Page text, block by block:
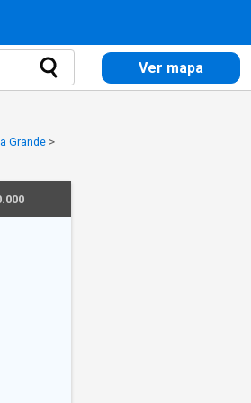
Ver mapa
Grande >